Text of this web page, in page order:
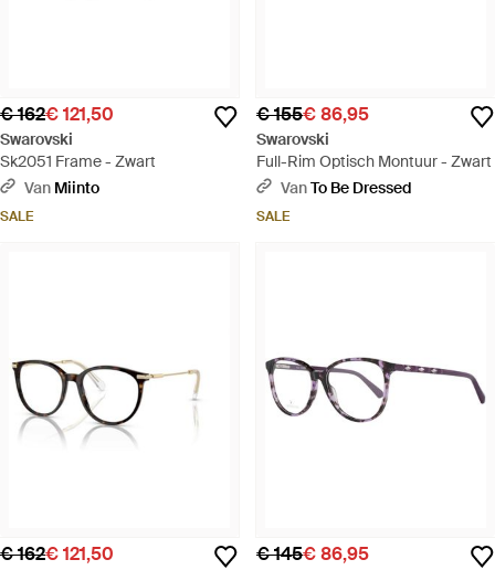
€ 162€ 121,50
Swarovski
Sk2051 Frame - Zwart
Van Miinto
SALE
€ 155€ 86,95
Swarovski
Full-Rim Optisch Montuur - Zwart
VanTo Be Dressed
SALE
€ 162€ 121,50 € 145€ 86,95